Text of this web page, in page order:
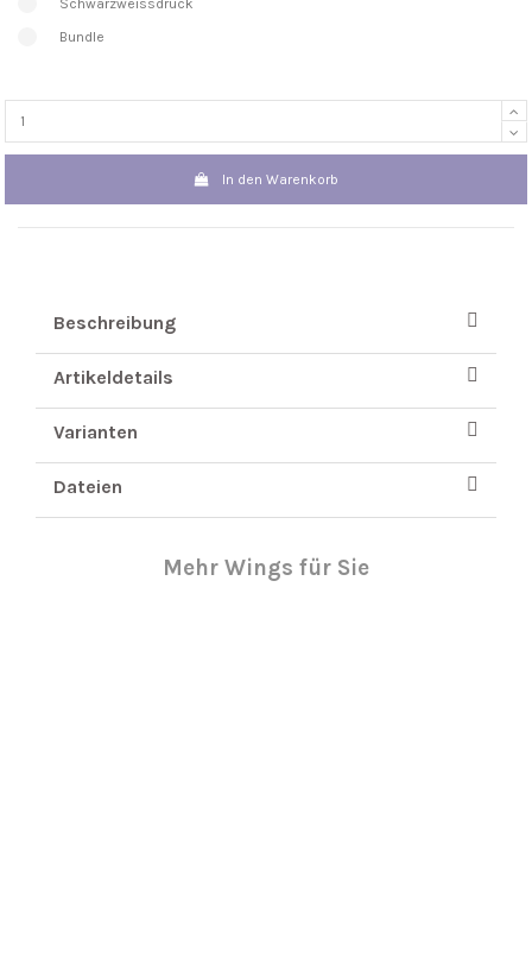
Schwarzweissdruck
Bundle
In den Warenkorb
Beschreibung
Artikeldetails
Varianten
Dateien
Mehr Wings für Sie